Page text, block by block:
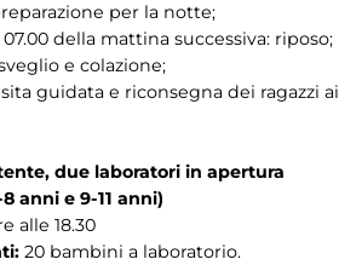
per la notte;
della mattina successiva: riposo;
e colazione;
guidata e riconsegna dei ragazzi ai
due laboratori in apertura
anni e 9-11 anni)
alle 18.30
20 bambini a laboratorio.